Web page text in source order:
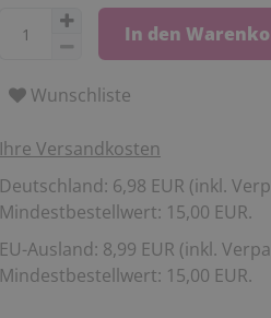
In den
Wunschliste
Ihre Versandkosten
Deutschland: 6,98 EUR (inkl.
Mindestbestellwert: 15,00 EUR.
EU-Ausland: 8,99 EUR (inkl.
Mindestbestellwert: 15,00 EUR.